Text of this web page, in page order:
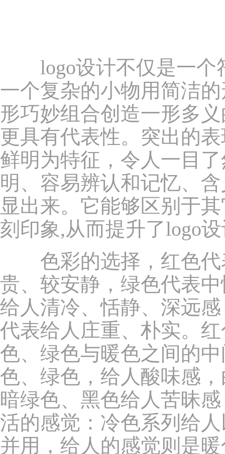
logo设计不仅是一个
一个复杂的小物用简洁
形巧妙组合创造一形多
更具有代表性。突出的
鲜明为特征，令人一目
明、容易辨认和记忆、
显出来。它能够区别于
刻印象,从而提升了logo
色彩的选择，红色代
贵、较安静，绿色代表
给人清冷、恬静、深远
代表给人庄重、朴实。
色、绿色与暖色之间的
色、绿色，给人酸味感
暗绿色、黑色给人苦昧
活的感觉：冷色系列给
并用，给人的感觉则是